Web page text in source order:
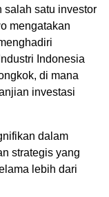
salah satu investor
mengatakan
Indonesia
di mana
investasi
dalam
strategis yang
lebih dari